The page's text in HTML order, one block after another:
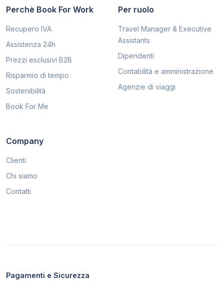
Perchè Book For Work
Recupero IVA
Assistenza 24h
Prezzi esclusivi B2B
Risparmio di tempo
Sostenibilità
Book For Me
Per ruolo
Travel Manager & Executive
Assistants
Dipendenti
Contabilità e amministrazione
Agenzie di viaggi
Company
Clienti
Chi siamo
Contatti
Pagamenti e Sicurezza